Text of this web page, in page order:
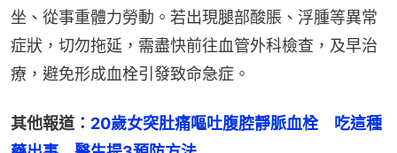
坐、從事重體力勞動。若出現腿部酸脹、浮腫等異常
症狀，切勿拖延，需盡快前往血管外科檢查，及早治
療，避免形成血栓引發致命急症。
其他報道： 20歲女突肚痛嘔吐腹腔靜脈血栓　吃這種